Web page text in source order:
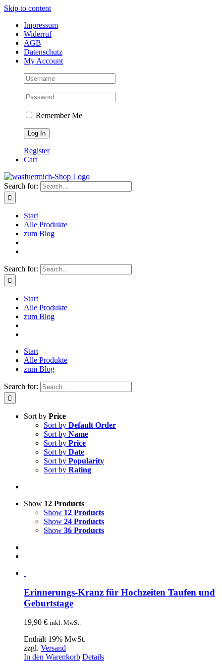
Skip to content
Impressum
Widerruf
AGB
Datenschutz
My Account
Remember Me
Register
Cart
Search for:
Start
Alle Produkte
zum Blog
Search for:
Start
Alle Produkte
zum Blog
Start
Alle Produkte
zum Blog
Search for:
Sort by Price
Sort by Default Order
Sort by Name
Sort by Price
Sort by Date
Sort by Popularity
Sort by Rating
Show 12 Products
Show 12 Products
Show 24 Products
Show 36 Products
Erinnerungs-Kranz für Hochzeiten Taufen und
Geburtstage
19,90 € inkl. MwSt.
Enthält 19% MwSt.
zzgl. Versand
In den Warenkorb Details